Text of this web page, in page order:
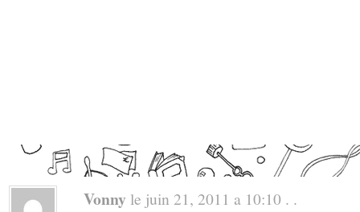
Vonny le juin 21, 2011 a 10:10 . .